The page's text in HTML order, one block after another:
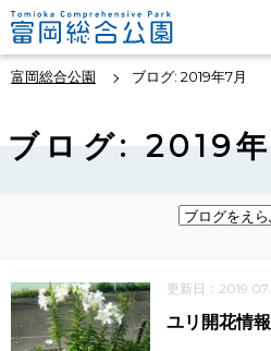
富岡総合公園 ブログ: 2019年7月
ブログ: 2019
更新日：
ユリ開花情